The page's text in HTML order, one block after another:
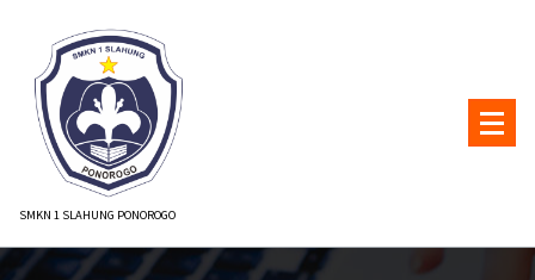
konten
SMKN 1 SLAHUNG PONOROGO